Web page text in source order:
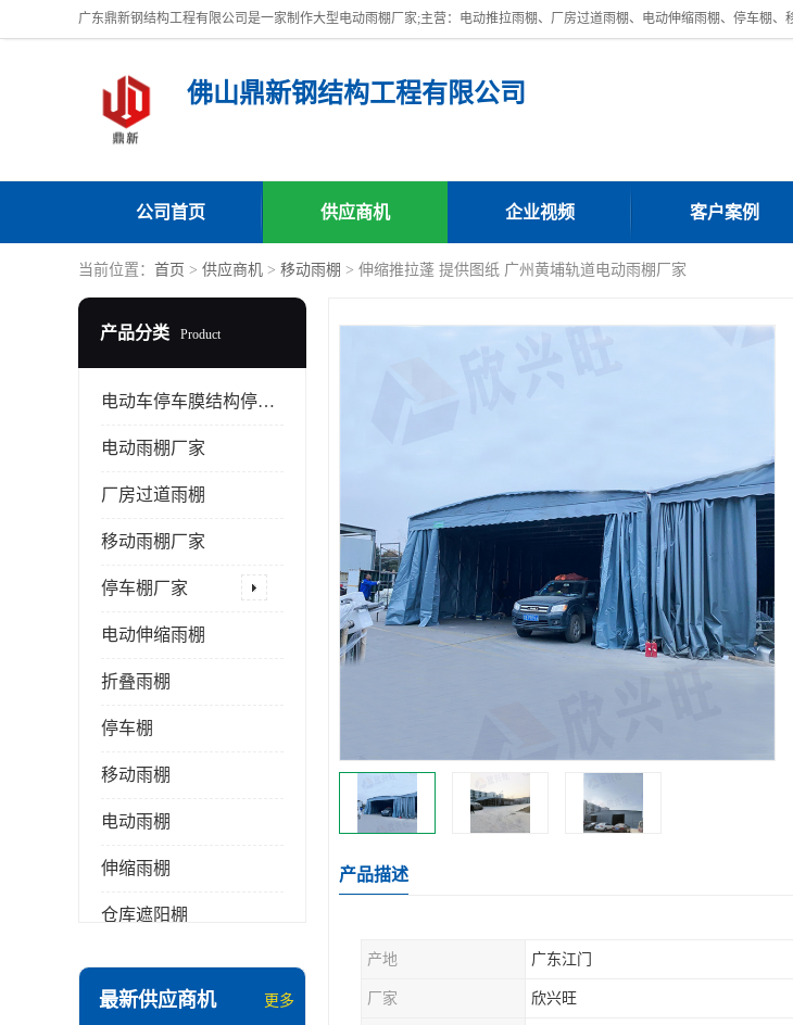
佛山鼎新钢结构工程有限公司
公司首页 供应商机 企业视频 客户案例
当前位置： 首页 > 供应商机 > 移动雨棚 > 伸缩推拉蓬 提供图纸 广州黄埔轨道电动雨棚厂家
产品分类 Product
电动车停车膜结构停车棚
电动雨棚厂家
厂房过道雨棚
移动雨棚厂家
停车棚厂家
电动伸缩雨棚
折叠雨棚
停车棚
移动雨棚
电动雨棚
伸缩雨棚
仓库遮阳棚
电动推拉雨棚
最新供应商机 更多
产品描述
产地 广东江门
厂家 欣兴旺